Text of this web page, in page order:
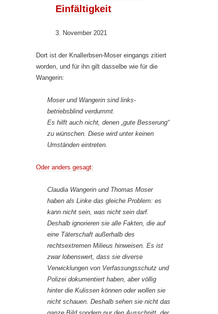
Einfältigkeit
3. November 2021
Dort ist der Knallerbsen-Moser eingangs zitiert
worden, und für ihn gilt dasselbe wie für die
Wangerin:
Moser und Wangerin sind links-
betriebsblind verdummt.
Es hilft auch nicht, denen „gute Besserung“
zu wünschen. Diese wird unter keinen
Umständen eintreten.
Oder anders gesagt:
Claudia Wangerin und Thomas Moser
haben als Linke das gleiche Problem: es
kann nicht sein, was nicht sein darf.
Deshalb ignorieren sie alle Fakten, die auf
eine Täterschaft außerhalb des
rechtsextremen Milieus hinweisen. Es ist
zwar lobenswert, dass sie diverse
Verwicklungen von Verfassungsschutz und
Polizei dokumentiert haben, aber völlig
hinter die Kulissen können oder wollen sie
nicht schauen. Deshalb sehen sie nicht das